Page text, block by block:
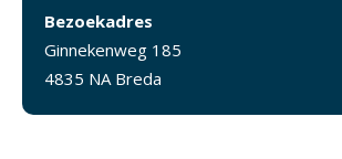
Bezoekadres
Ginnekenweg 185
4835 NA Breda